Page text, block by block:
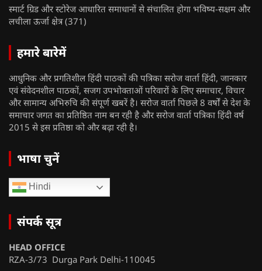
स्मार्ट ग्रिड और स्टोरेज आधारित समाधानों से संचालित होगा भविष्य-सक्षम और
लचीला ऊर्जा क्षेत्र (371)
हमारे बारेमें
आधुनिक और प्रगतिशील हिंदी पाठकों की पत्रिका सरोज वार्ता हिंदी, जानकार
एवं संवेदनशील पाठकों, सजग उपभोक्ताओं परिवारों के लिए समाचार, विचार
और सामान्य अभिरुचि की संपूर्ण खबरें है। सरोज वार्ता पिछले 8 वर्षों से देश के
समाचार जगत का प्रतिष्ठित नाम बन रही है और सरोज वार्ता पत्रिका हिंदी वर्ष
2015 से इस प्रतिष्ठा को और बढ़ा रही है।
भाषा चुनें
Hindi
संपर्क सूत्र
HEAD OFFICE
RZA-3/73 Durga Park Delhi-110045